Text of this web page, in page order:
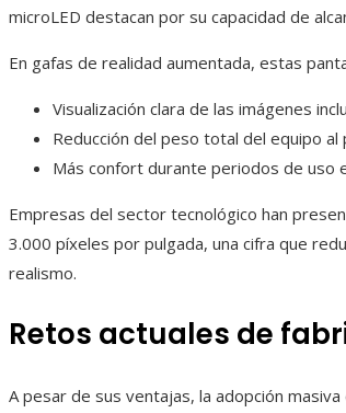
microLED destacan por su capacidad de
En gafas de realidad aumentada, estas
Visualización clara de las imágenes
Reducción del peso total del equipo
Más confort durante periodos de uso
Empresas del sector tecnológico han
3.000 píxeles por pulgada, una cifra que
realismo.
Retos actuales de
A pesar de sus ventajas, la adopción